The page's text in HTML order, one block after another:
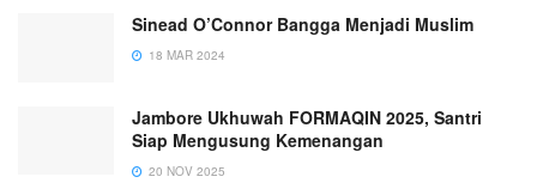
Sinead O’Connor Bangga Menjadi Muslim
18 MAR 2024
Jambore Ukhuwah FORMAQIN 2025, Santri
Siap Mengusung Kemenangan
20 NOV 2025